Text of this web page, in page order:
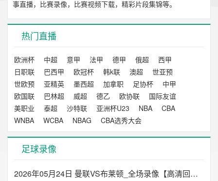
事直播，比赛录像，比赛视频下载，精彩片段集锦等。
热门直播
欧洲杯 中超 意甲 法甲 德甲 俄超
西甲
日职联
巴西甲 欧冠杯 韩k联 澳超
世亚预
世欧预
亚精英 墨西超 加拿职 足协杯
中甲
欧国联
巴林超 威超 德乙 欧协联
国际友谊
美职业
泰超 沙特联 亚洲杯U23 NBA
CBA
WNBA
WCBA NBAG CBA选秀大会
足球录像
2026年05月24日 曼联VS布莱顿_全场录像【高清回放】